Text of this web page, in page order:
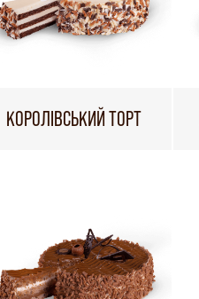
КОРОЛІВСЬКИЙ ТОРТ